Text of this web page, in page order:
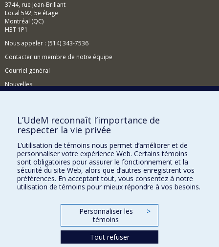
3744, rue Jean-Brillant
Local 592, 5e étage
Montréal (QC)
H3T 1P1
Nous appeler : (514) 343-7536
Contacter un membre de notre équipe
Courriel général
Nouvelles
Comment soutenir le CÉRIUM?
BESOIN D'AIDE?
Plan du site
Signaler une erreur
Accessibilité
FACULTÉ DES ARTS ET DES SCIENCES
Nos départements et écoles
L’UdeM reconnaît l’importance de
respecter la vie privée
L’utilisation de témoins nous permet d’améliorer et de
personnaliser votre expérience Web. Certains témoins
sont obligatoires pour assurer le fonctionnement et la
sécurité du site Web, alors que d’autres enregistrent vos
préférences. En acceptant tout, vous consentez à notre
utilisation de témoins pour mieux répondre à vos besoins.
Personnaliser les
témoins
>
Tout refuser